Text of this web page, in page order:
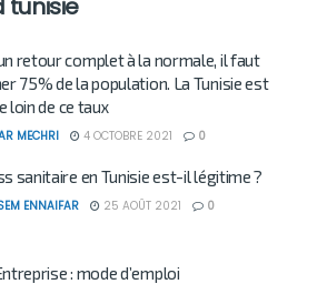
tunisie
retour complet à la normale, il faut
75% de la population. La Tunisie est
loin de ce taux
MECHRI 4 OCTOBRE 2021 0
sanitaire en Tunisie est-il légitime ?
ENNAIFAR 25 AOÛT 2021 0
: mode d’emploi